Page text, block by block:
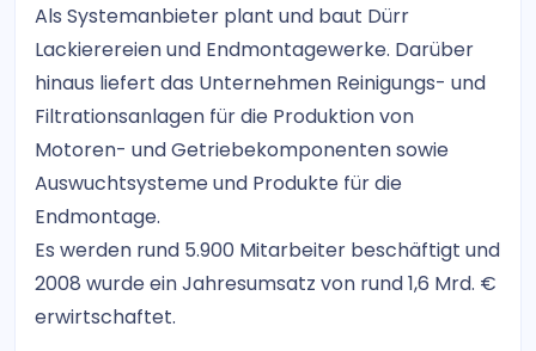
Als Systemanbieter plant und baut Dürr
Lackierereien und Endmontagewerke. Darüber
hinaus liefert das Unternehmen Reinigungs- und
Filtrationsanlagen für die Produktion von
Motoren- und Getriebekomponenten sowie
Auswuchtsysteme und Produkte für die
Endmontage.
Es werden rund 5.900 Mitarbeiter beschäftigt und
2008 wurde ein Jahresumsatz von rund 1,6 Mrd. €
erwirtschaftet.